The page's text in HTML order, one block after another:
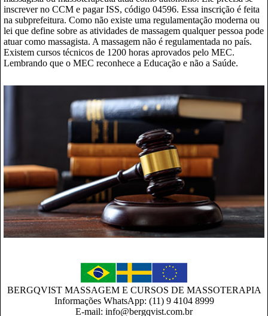
inscrever no CCM e pagar ISS, código 04596. Essa inscrição é feita
na subprefeitura. Como não existe uma regulamentação moderna ou
lei que define sobre as atividades de massagem qualquer pessoa pode
atuar como massagista. A massagem não é regulamentada no país.
Existem cursos técnicos de 1200 horas aprovados pelo MEC.
Lembrando que o MEC reconhece a Educação e não a Saúde.
BERGQVIST MASSAGEM E CURSOS DE MASSOTERAPIA
Informações WhatsApp: (11) 9 4104 8999
E-mail: info@bergqvist.com.br